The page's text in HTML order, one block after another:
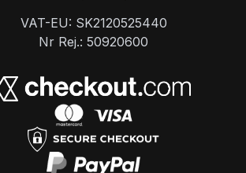
VAT-EU: SK2120525440
Nr Rej.: 50920600